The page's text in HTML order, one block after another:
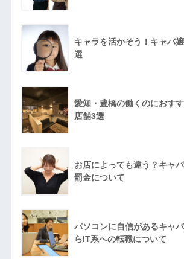
キャラを活かそう！キャバ
選
愛知・豊橋の働くのにおす
店舗3選
お店によっても違う？キャ
罰金について
パソコンに自信があるキャ
らIT系への転職について